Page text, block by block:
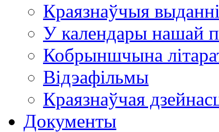
Краязнаўчыя
У календары нашай
Кобрыншчына
Відэафільмы
Краязнаўчая
Документы